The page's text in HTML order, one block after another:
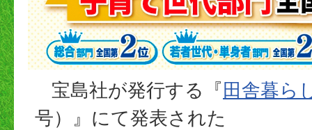
宝島社が発行する『田舎暮ら
号）』にて発表された